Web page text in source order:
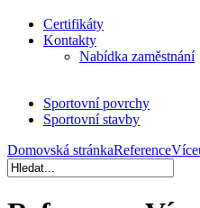
Certifikáty
Kontakty
Nabídka zaměstnání
Sportovní povrchy
Sportovní stavby
Domovská stránkaReference